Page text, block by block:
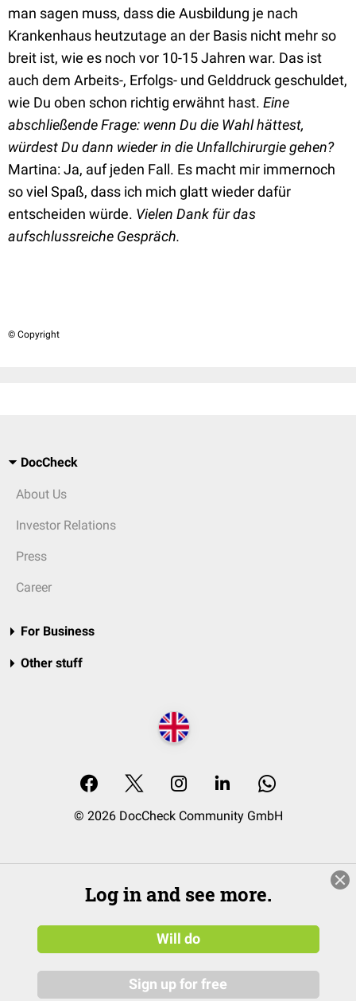
man sagen muss, dass die Ausbildung je nach
Krankenhaus heutzutage an der Basis nicht mehr so
breit ist, wie es noch vor 10-15 Jahren war. Das ist
auch dem Arbeits-, Erfolgs- und Gelddruck geschuldet,
wie Du oben schon richtig erwähnt hast. Eine
abschließende Frage: wenn Du die Wahl hättest,
würdest Du dann wieder in die Unfallchirurgie gehen?
Martina: Ja, auf jeden Fall. Es macht mir immernoch
so viel Spaß, dass ich mich glatt wieder dafür
entscheiden würde. Vielen Dank für das
aufschlussreiche Gespräch.
© Copyright
DocCheck
About Us
Investor Relations
Press
Career
For Business
Other stuff
© 2026 DocCheck Community GmbH
Log in and see more.
Will do
Sign up for free